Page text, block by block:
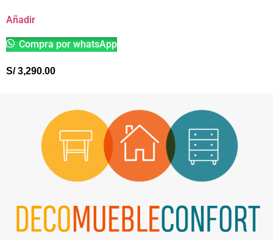
Añadir
Compra por whatsApp
S/3,290.00